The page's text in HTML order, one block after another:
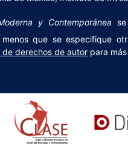
y Contemporánea
que se especifique
de derechos de autor para